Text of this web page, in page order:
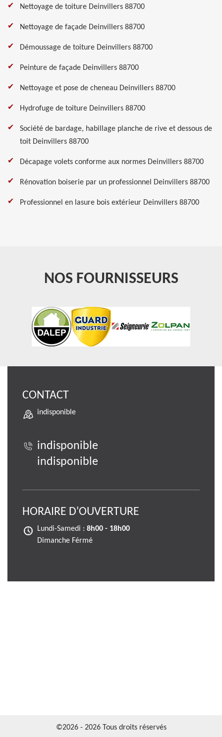
Nettoyage de toiture Deinvillers 88700
Nettoyage de façade Deinvillers 88700
Démoussage de toiture Deinvillers 88700
Peinture de façade Deinvillers 88700
Nettoyage et pose de cheneau Deinvillers 88700
Hydrofuge de toiture Deinvillers 88700
Société de bardage, habillage planche de rive et dessous de
toit Deinvillers 88700
Décapage volets conforme aux normes Deinvillers 88700
Rénovation boiserie par un professionnel Deinvillers 88700
Professionnel en lasure bois extérieur Deinvillers 88700
NOS FOURNISSEURS
CONTACT
indisponible
indisponible
indisponible
HORAIRE D'OUVERTURE
Lundi-Samedi : 8h00 - 18h00
Dimanche Férmé
©2026 - 2026 Tous droits réservés